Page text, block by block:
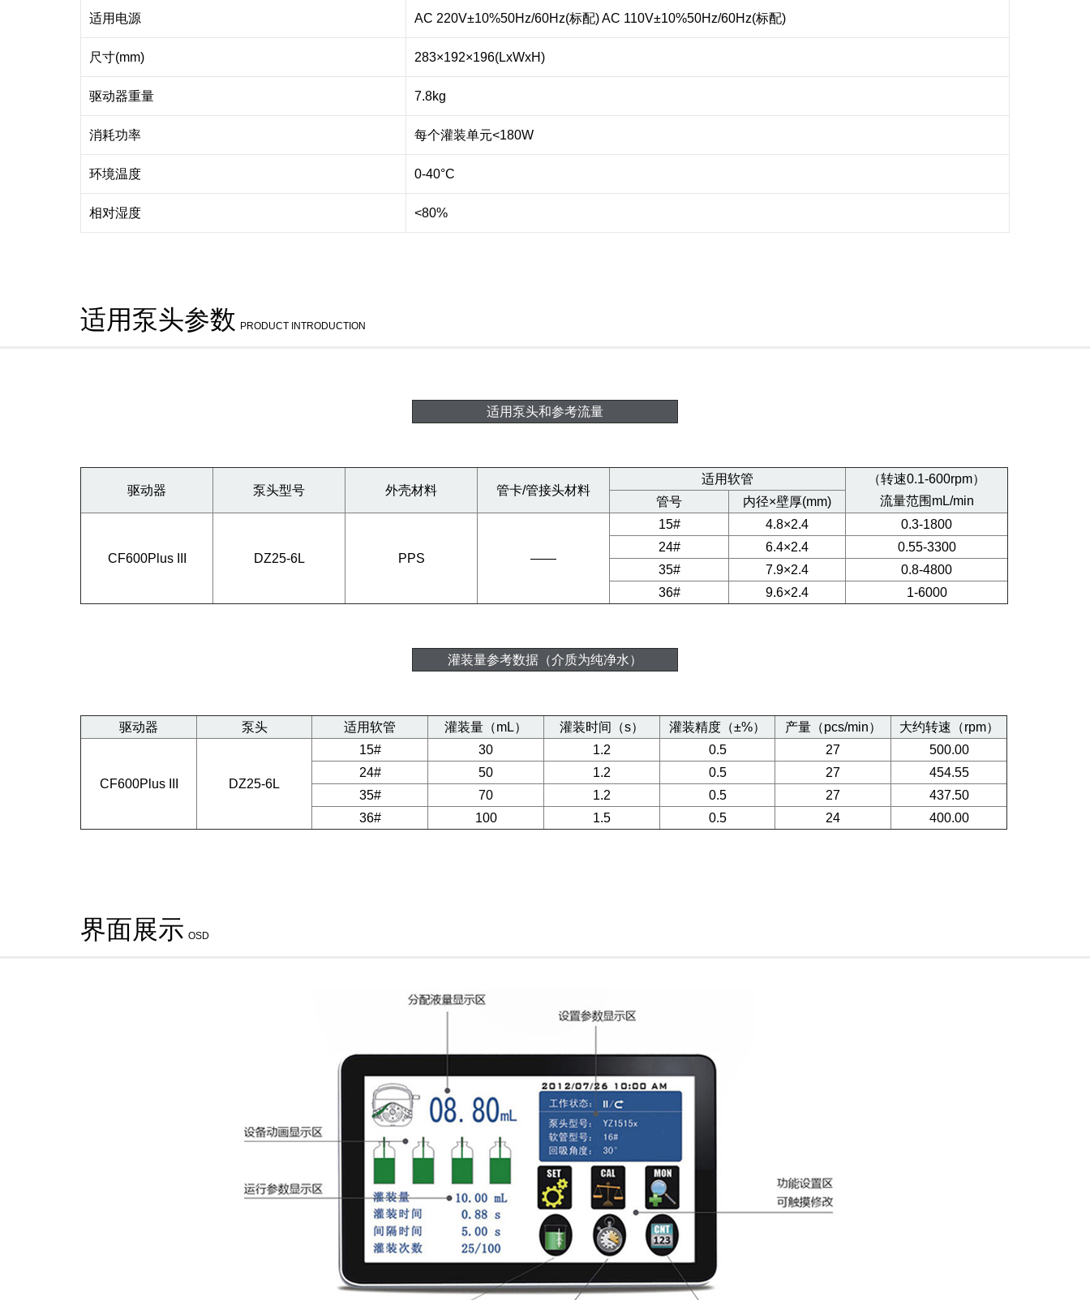
适用电源 AC 220V±10%50Hz/60Hz(标配) AC 110V±10%50Hz/60Hz(标配)
尺寸(mm) 283×192×196(LxWxH)
驱动器重量 7.8kg
消耗功率 每个灌装单元<180W
环境温度 0-40°C
相对湿度 <80%
适用泵头参数 PRODUCT INTRODUCTION
适用泵头和参考流量
驱动器 泵头型号 外壳材料 管卡/管接头材料
适用软管
（转速0.1-600rpm）
流量范围mL/min
管号 内径×壁厚(mm)
CF600Plus III DZ25-6L PPS ——
15# 4.8×2.4
0.3-1800
24#
6.4×2.4
0.55-3300
35#
7.9×2.4
0.8-4800
36#
9.6×2.4 1-6000
灌装量参考数据（介质为纯净水）
驱动器 泵头 适用软管 灌装量（mL） 灌装时间（s） 灌装精度（±%） 产量（pcs/min） 大约转速（rpm）
CF600Plus III DZ25-6L
15# 30 1.2 0.5 27
500.00
24#
50 1.2 0.5 27
454.55
35#
70 1.2 0.5 27
437.50
36#
100 1.5 0.5 24 400.00
界面展示 OSD